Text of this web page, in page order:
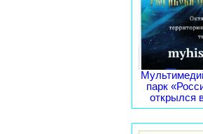
парк
открылся